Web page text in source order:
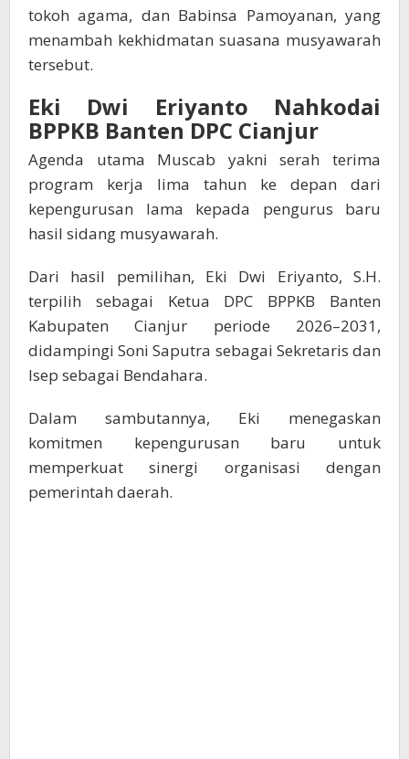
tokoh agama, dan Babinsa Pamoyanan, yang
menambah kekhidmatan suasana musyawarah
tersebut.
Eki Dwi Eriyanto Nahkodai
BPPKB Banten DPC Cianjur
Agenda utama Muscab yakni serah terima
program kerja lima tahun ke depan dari
kepengurusan lama kepada pengurus baru
hasil sidang musyawarah.
Dari hasil pemilihan, Eki Dwi Eriyanto, S.H.
terpilih sebagai Ketua DPC BPPKB Banten
Kabupaten Cianjur periode 2026–2031,
didampingi Soni Saputra sebagai Sekretaris dan
Isep sebagai Bendahara.
Dalam sambutannya, Eki menegaskan
komitmen kepengurusan baru untuk
memperkuat sinergi organisasi dengan
pemerintah daerah.